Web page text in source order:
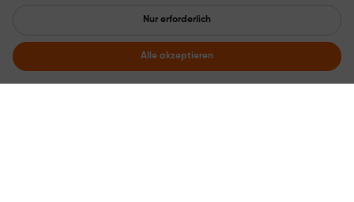
Nur erforderlich
Alle akzeptieren